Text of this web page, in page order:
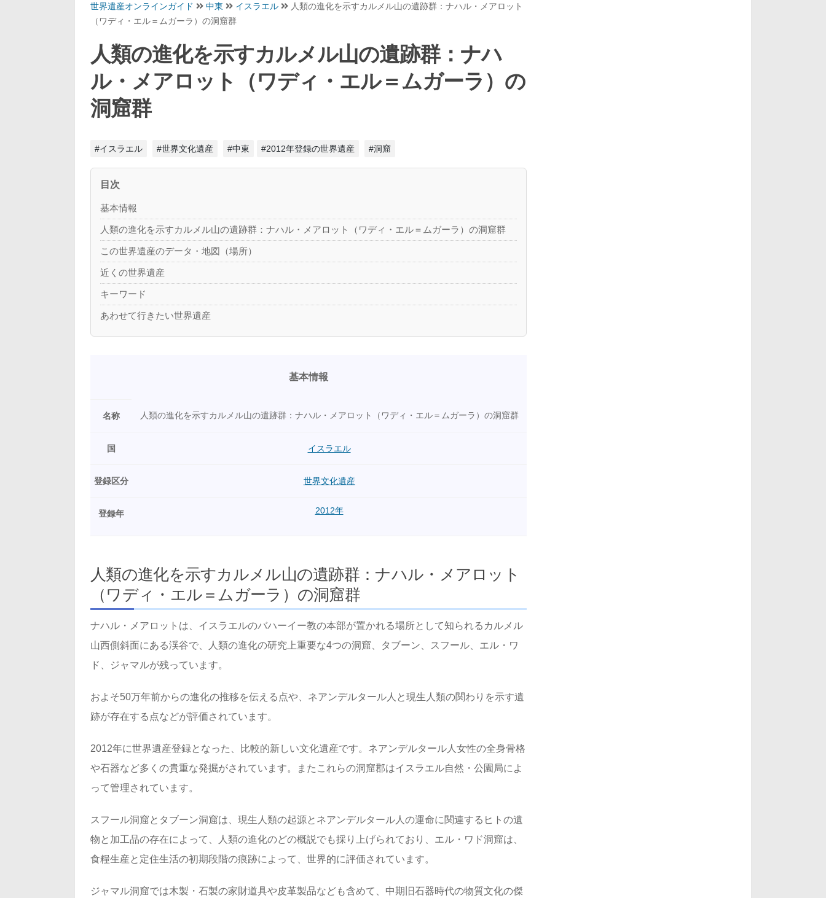
世界遺産オンラインガイド 中東 イスラエル
人類の進化を示すカルメル山の遺跡群：ナハル・メアロット
（ワディ・エル＝ムガーラ）の洞窟群
人類の進化を示すカルメル山の遺跡群：ナハ
ル・メアロット（ワディ・エル＝ムガーラ）の
洞窟群
#イスラエル #世界文化遺産 #中東 #2012年登録の世界遺産 #洞窟
目次
基本情報
人類の進化を示すカルメル山の遺跡群：ナハル・メアロット（ワディ・エル＝ムガーラ）の洞窟群
この世界遺産のデータ・地図（場所）
近くの世界遺産
キーワード
あわせて行きたい世界遺産
基本情報
名称 人類の進化を示すカルメル山の遺跡群：ナハル・メアロット（ワディ・エル＝ムガーラ）の洞窟群
国 イスラエル
登録区分 世界文化遺産
登録年 2012年
人類の進化を示すカルメル山の遺跡群：ナハル・メアロット
（ワディ・エル＝ムガーラ）の洞窟群
ナハル・メアロットは、イスラエルのバハーイー教の本部が置かれる場所として知られるカルメル
山西側斜面にある渓谷で、人類の進化の研究上重要な4つの洞窟、タブーン、スフール、エル・ワ
ド、ジャマルが残っています。
およそ50万年前からの進化の推移を伝える点や、ネアンデルタール人と現生人類の関わりを示す遺
跡が存在する点などが評価されています。
2012年に世界遺産登録となった、比較的新しい文化遺産です。ネアンデルタール人女性の全身骨格
や石器など多くの貴重な発掘がされています。またこれらの洞窟郡はイスラエル自然・公園局によ
って管理されています。
スフール洞窟とタブーン洞窟は、現生人類の起源とネアンデルタール人の運命に関連するヒトの遺
物と加工品の存在によって、人類の進化のどの概説でも採り上げられており、エル・ワド洞窟は、
食糧生産と定住生活の初期段階の痕跡によって、世界的に評価されています。
ジャマル洞窟では木製・石製の家財道具や皮革製品なども含めて、中期旧石器時代の物質文化の傑